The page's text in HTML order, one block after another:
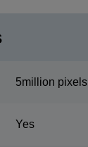
5million pixels
Yes